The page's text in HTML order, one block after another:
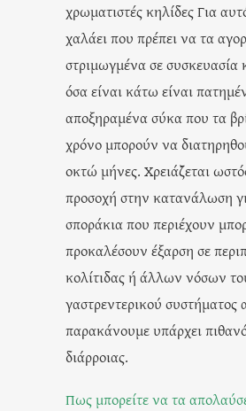
χρωματιστές κηλίδες Για
χαλάει που πρέπει να τα
στριμωγμένα σε συσκευασία
όσα είναι κάτω είναι
αποξηραμένα σύκα που τα
χρόνο μπορούν να
οκτώ μήνες. Χρειάζεται
προσοχή στην κατανάλωση
σποράκια που περιέχουν
προκαλέσουν έξαρση σε
κολίτιδας ή άλλων νόσων
γαστρεντερικού συστήματος
παρακάνουμε υπάρχει
διάρροιας.
Πως μπορείτε να τα